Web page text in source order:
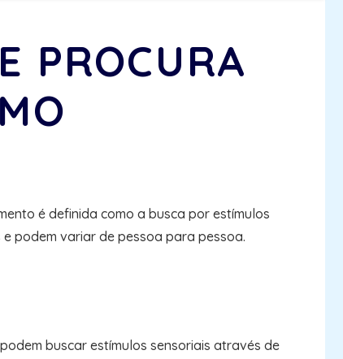
PROCURA
é definida como a busca por estímulos
podem variar de pessoa para pessoa.
buscar estímulos sensoriais através de